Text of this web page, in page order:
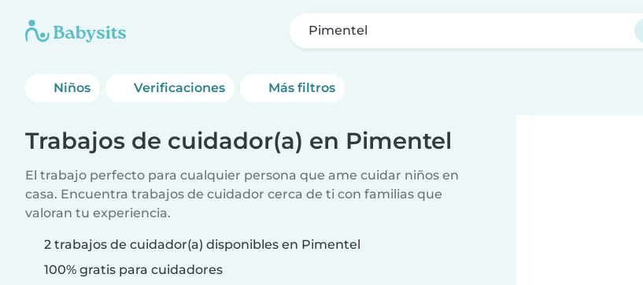
Pimentel
Niños Verificaciones Más filtros
Trabajos de cuidador(a) en Pimentel
El trabajo perfecto para cualquier persona que ame cuidar niños en
casa. Encuentra trabajos de cuidador cerca de ti con familias que
valoran tu experiencia.
2 trabajos de cuidador(a) disponibles en Pimentel
100% gratis para cuidadores